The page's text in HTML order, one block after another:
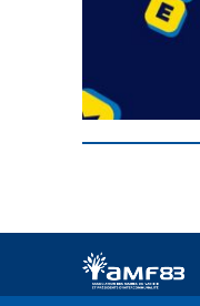
CARNET
Afin
FEUILLETER